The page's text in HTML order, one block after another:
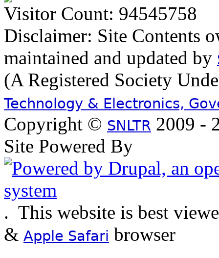
Visitor Count: 94545758
Disclaimer: Site Contents
maintained and updated by
(A Registered Society
Technology & Electronics,
Copyright © SNLTR 2009 -
Site Powered By
. This website is best
& Apple Safari browser